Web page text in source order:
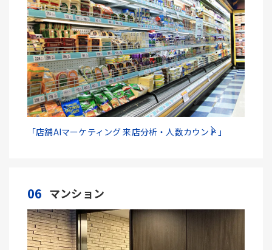
「店舗AIマーケティング 来店分析・人数カウント」
06 マンション